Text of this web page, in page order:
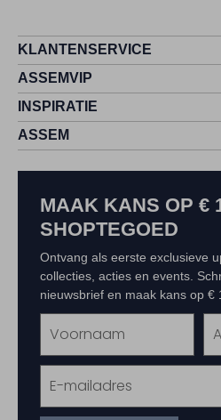
KLANTENSERVICE
ASSEMVIP
INSPIRATIE
ASSEM
MAAK KANS OP €
SHOPTEGOED
Ontvang als eerste exclusieve
collecties, acties en events.
nieuwsbrief en maak kans op €